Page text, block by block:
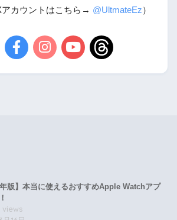
アカウントはこちら→ @UltmateEz）
年版】本当に使えるおすすめApple Watchアプ
views